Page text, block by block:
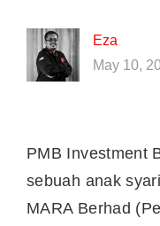
Eza
May 10,
PMB Investment
sebuah anak
MARA Berhad